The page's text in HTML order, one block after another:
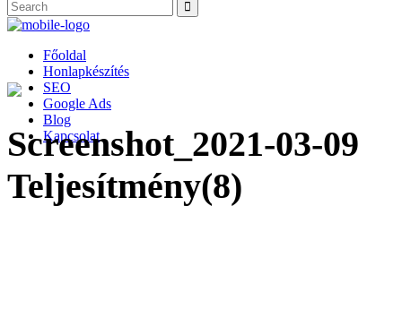
Főoldal
Honlapkészítés
SEO
Google Ads
Blog
Kapcsolat
Screenshot_2021-03-09
Teljesítmény(8)